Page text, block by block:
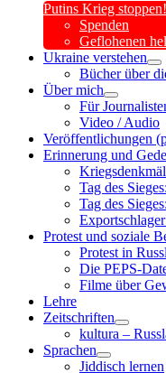
Putins Krieg stoppen!
Spenden
Geflohenen
Ukraine verstehen
Bücher über
Über mich
open
child
menu
Für
Video / Audio
Veröffentlichungen
Erinnerung und
Tag des
Tag des
Protest und soziale
Protest in
Die PEPS-
Filme über
Lehre
Zeitschriften
open
child
kultura –
Sprachen
open
child
Jiddisch lernen